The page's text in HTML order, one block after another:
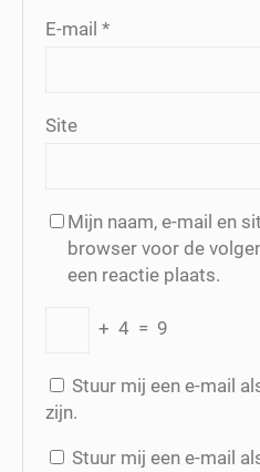
E-mail *
Site
Mijn naam, e-mail en
browser voor de
een reactie plaats.
+ 4 = 9
Stuur mij een e-mail
zijn.
Stuur mij een e-mail